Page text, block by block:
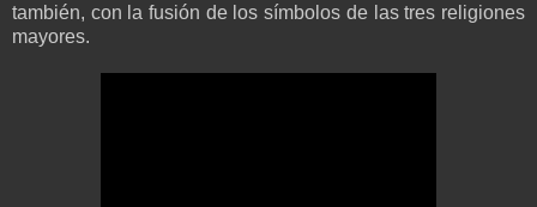
también, con la fusión de los símbolos de las tres religiones
mayores.